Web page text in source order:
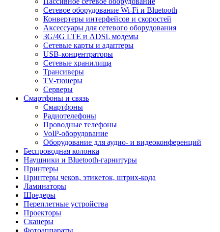
Сетевое оборудование Wi-Fi и Bluetooth
Конвертеры интерфейсов и скоростей
Аксессуары для сетевого оборудования
3G/4G LTE и ADSL модемы
Сетевые карты и адаптеры
USB-концентраторы
Сетевые хранилища
Трансиверы
TV-тюнеры
Серверы
Смартфоны и связь
Смартфоны
Радиотелефоны
Проводные телефоны
VoIP-оборудование
Оборудование для аудио- и видеоконференций
Беспроводная колонка
Наушники и Bluetooth-гарнитуры
Принтеры
Принтеры чеков, этикеток, штрих-кода
Ламинаторы
Шредеры
Переплетные устройства
Проекторы
Сканеры
Фотоаппараты